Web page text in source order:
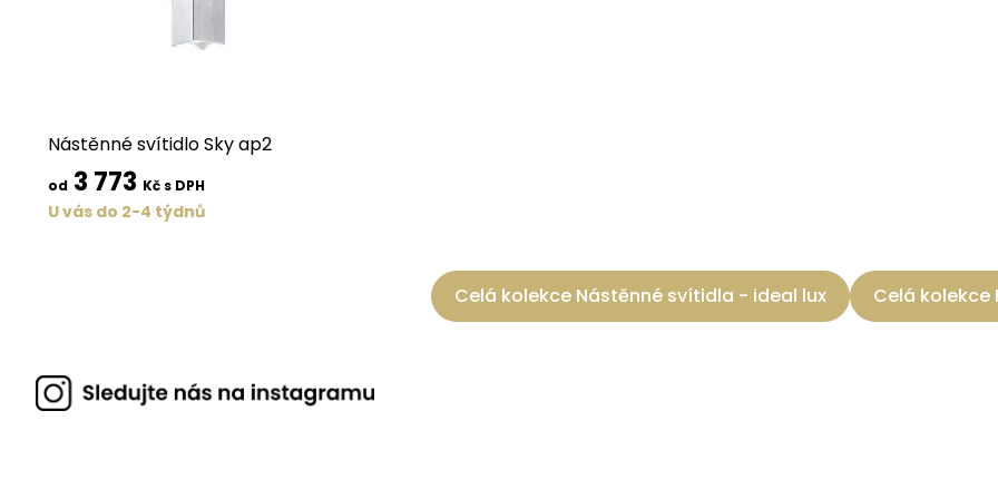
Nástěnné svítidlo Sky ap2
od 3 773 Kč s DPH
U vás do 2-4 týdnů
Celá kolekce Nástěnné svítidla - ideal lux Celá kolekce